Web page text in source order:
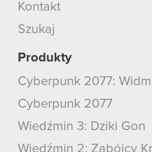
Kontakt
Szukaj
Produkty
Cyberpunk 2077:
Cyberpunk 2077
Wiedźmin 3: Dziki Gon
Wiedźmin 2: Zabójcy